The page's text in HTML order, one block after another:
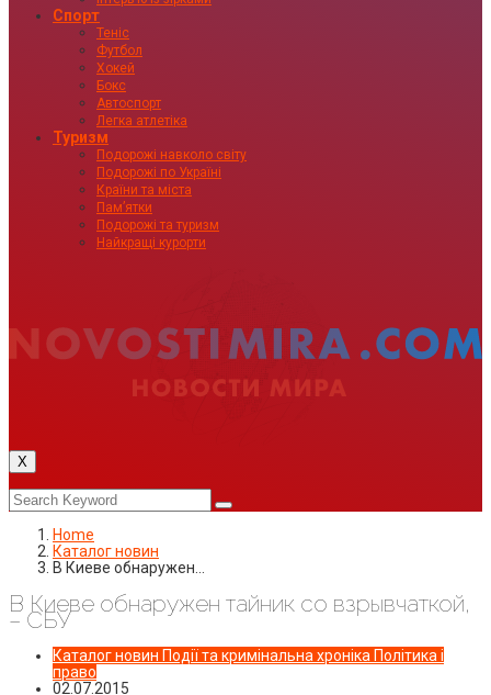
Спорт
Теніс
Футбол
Хокей
Бокс
Автоспорт
Легка атлетіка
Туризм
Подорожі навколо світу
Подорожі по Україні
Країни та міста
Пам’ятки
Подорожі та туризм
Найкращі курорти
X
Home
Каталог новин
В Киеве обнаружен…
В Киеве обнаружен тайник со взрывчаткой,
– СБУ
Каталог новин Події та кримінальна хроніка Політика і
право
02.07.2015